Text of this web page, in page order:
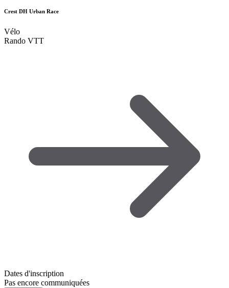
Crest DH Urban Race
Vélo
Rando VTT
Dates d'inscription
Pas encore communiquées